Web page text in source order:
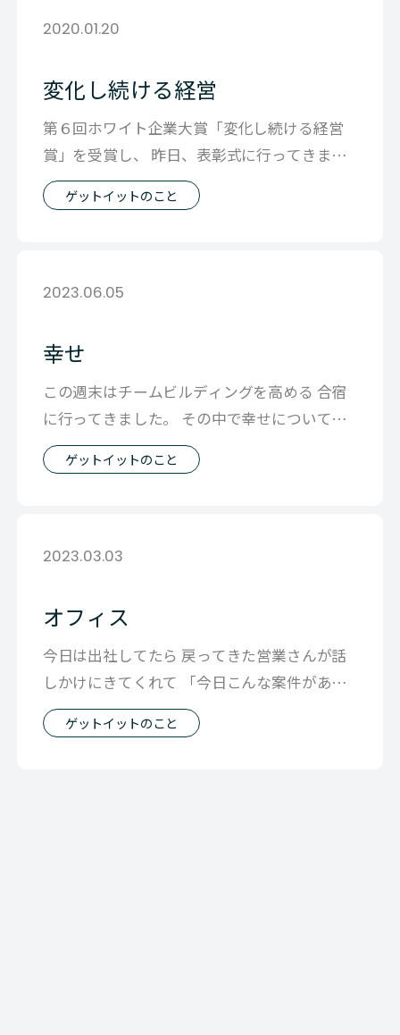
2020.01.20
変化し続ける経営
第６回ホワイト企業大賞「変化し続ける経営
賞」を受賞し、 昨日、表彰式に行ってきまし
た。 「儲かるから」とか単純な動機で走
ゲットイットのこと
2023.06.05
幸せ
この週末はチームビルディングを高める 合宿
に行ってきました。 その中で幸せについて話
す場面があったんです。 ここのところ
ゲットイットのこと
2023.03.03
オフィス
今日は出社してたら 戻ってきた営業さんが話
しかけにきてくれて 「今日こんな案件があっ
た」という話を聞いて 週報でみる情報
ゲットイットのこと